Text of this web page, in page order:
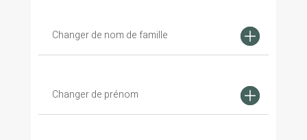
Changer de nom de famille
Changer de prénom